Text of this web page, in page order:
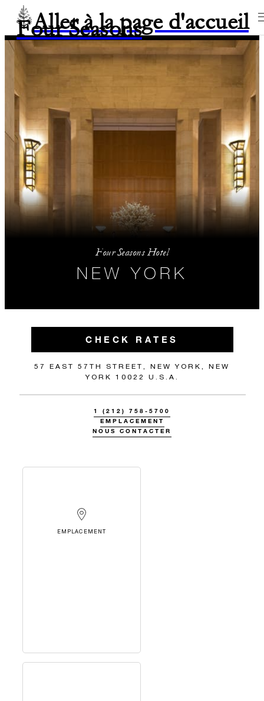
Aller à la page d'accueil
Four Seasons
Four Seasons Hotel
NEW YORK
CHECK RATES
57 EAST 57TH STREET, NEW YORK, NEW
YORK 10022 U.S.A.
1 (212) 758-5700
EMPLACEMENT
NOUS CONTACTER
EMPLACEMENT